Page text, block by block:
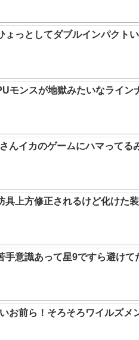
ょっとしてダブルインパクト
モンスが地獄みたいなライン
さんイカのゲームにハマって
具上方修正されるけど化けた
手意識あって星9ですら避け
いお前ら！そろそろワイルズ